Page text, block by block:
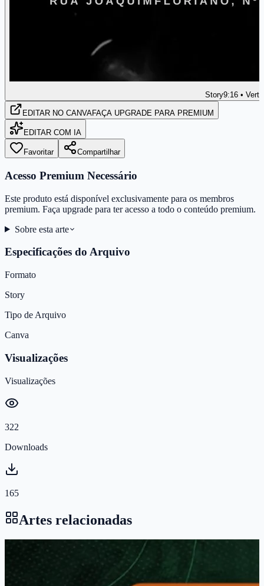
Story9:16 •
EDITAR NO CANVAFAÇA UPGRADE PARA PREMIUM
EDITAR COM IA
Favoritar Compartilhar
Acesso Premium Necessário
Este produto está disponível exclusivamente para os membros
premium. Faça upgrade para ter acesso a todo o conteúdo premium.
Sobre esta arte
Especificações do Arquivo
Formato
Story
Tipo de Arquivo
Canva
Visualizações
Visualizações
322
Downloads
165
Artes relacionadas